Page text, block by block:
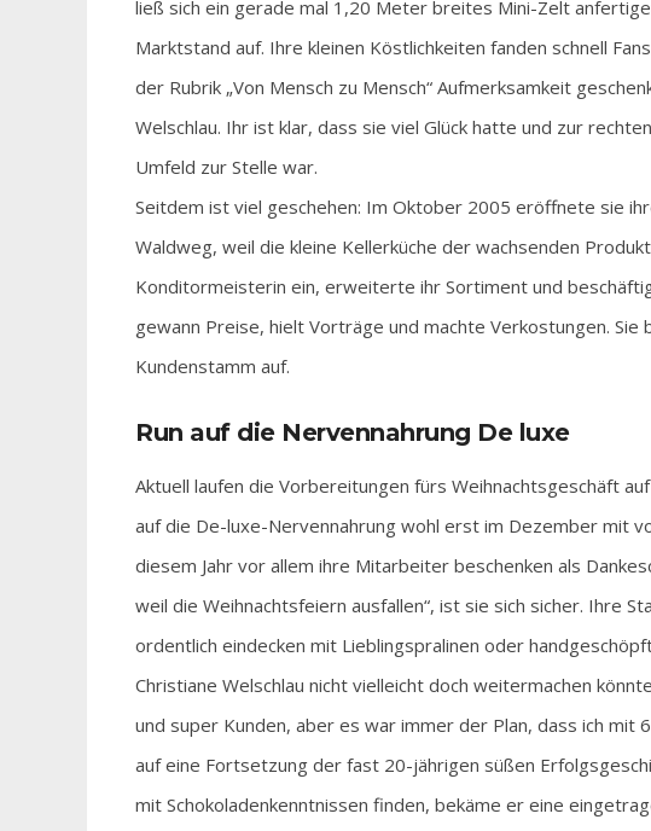
ließ sich ein gerade mal 1,20 Meter breites Mini-Zelt
Marktstand auf. Ihre kleinen Köstlichkeiten fanden schnell
der Rubrik „Von Mensch zu Mensch“ Aufmerksamkeit
Welschlau. Ihr ist klar, dass sie viel Glück hatte und zur
Umfeld zur Stelle war.
Seitdem ist viel geschehen: Im Oktober 2005 eröffnete sie
Waldweg, weil die kleine Kellerküche der wachsenden
Konditormeisterin ein, erweiterte ihr Sortiment und
gewann Preise, hielt Vorträge und machte Verkostungen.
Kundenstamm auf.
Run auf die Nervennahrung De luxe
Aktuell laufen die Vorbereitungen fürs Weihnachtsgeschäft
auf die De-luxe-Nervennahrung wohl erst im Dezember mit
diesem Jahr vor allem ihre Mitarbeiter beschenken als
weil die Weihnachtsfeiern ausfallen“, ist sie sich sicher. Ihre
ordentlich eindecken mit Lieblingspralinen oder
Christiane Welschlau nicht vielleicht doch weitermachen
und super Kunden, aber es war immer der Plan, dass ich mit
auf eine Fortsetzung der fast 20-jährigen süßen
mit Schokoladenkenntnissen finden, bekäme er eine